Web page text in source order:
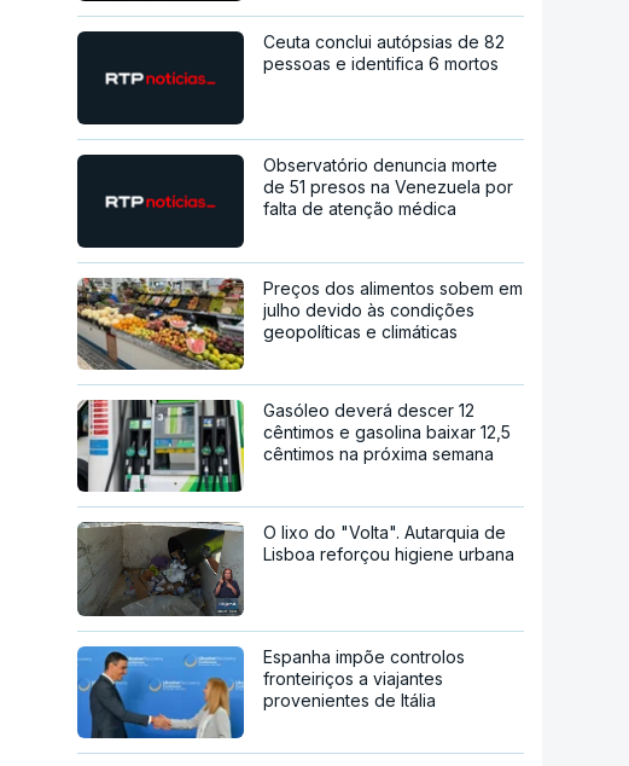
Ceuta conclui autópsias de 82
pessoas e identifica 6 mortos
Observatório denuncia morte
de 51 presos na Venezuela por
falta de atenção médica
Preços dos alimentos sobem em
julho devido às condições
geopolíticas e climáticas
Gasóleo deverá descer 12
cêntimos e gasolina baixar 12,5
cêntimos na próxima semana
O lixo do "Volta". Autarquia de
Lisboa reforçou higiene urbana
Espanha impõe controlos
fronteiriços a viajantes
provenientes de Itália